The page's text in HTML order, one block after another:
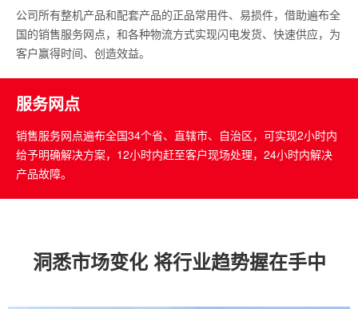
公司所有整机产品和配套产品的正品常用件、易损件，借助遍布全
国的销售服务网点，和各种物流方式实现闪电发货、快速供应，为
客户赢得时间、创造效益。
服务网点
销售服务网点遍布全国34个省、直辖市、自治区，可实现2小时内
给予明确解决方案，12小时内赶至客户现场处理，24小时内解决
产品故障。
洞悉市场变化 将行业趋势握在手中